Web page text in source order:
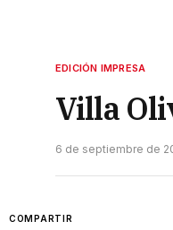
EDICIÓN IMPRESA
Villa
6 de septiembre de
COMPARTIR